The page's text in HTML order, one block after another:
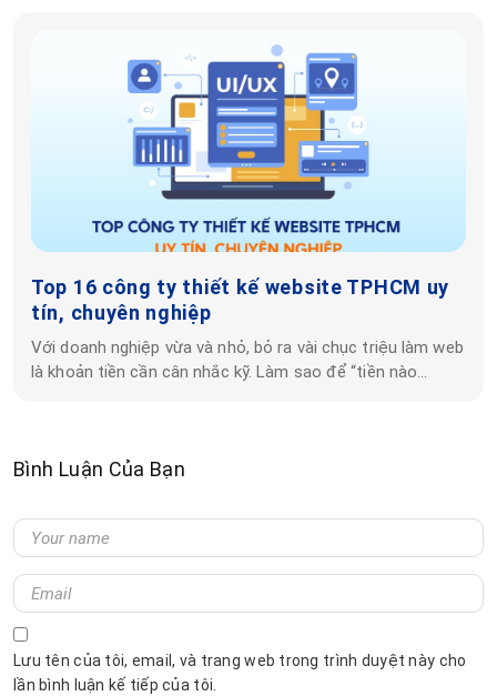
Top 16 công ty thiết kế website TPHCM uy
tín, chuyên nghiệp
Với doanh nghiệp vừa và nhỏ, bỏ ra vài chục triệu làm web
là khoản tiền cần cân nhắc kỹ. Làm sao để “tiền nào…
Bình Luận Của Bạn
Lưu tên của tôi, email, và trang web trong trình duyệt này cho
lần bình luận kế tiếp của tôi.